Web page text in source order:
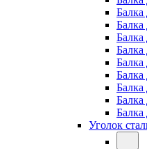
Балка
Балка
Балка
Уголок